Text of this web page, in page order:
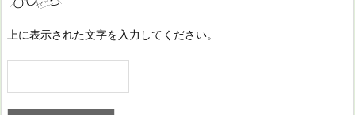
上に表示された文字を入力してください。